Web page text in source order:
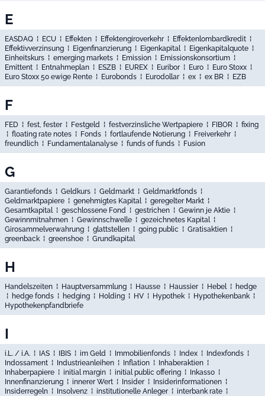
E
EASDAQ ⁞ ECU ⁞ Effekten ⁞ Effektengiroverkehr⁞ Effektenlombardkredit ⁞
Effektivverzinsung ⁞ Eigenfinanzierung ⁞ Eigenkapital⁞ Eigenkapitalquote ⁞
Einheitskurs ⁞ emerging markets ⁞ Emission ⁞ Emissionskonsortium ⁞
Emittent ⁞ Entnahmeplan ⁞ ESZB ⁞ EUREX ⁞ Euribor⁞ Euro ⁞ Euro Stoxx ⁞
Euro Stoxx 50 ewige Rente ⁞ Eurobonds ⁞ Eurodollar⁞ ex ⁞ ex BR ⁞ EZB
F
FED ⁞ fest, fester⁞ Festgeld ⁞ festverzinsliche Wertpapiere ⁞ FIBOR ⁞ fixing
⁞ floating rate notes ⁞ Fonds ⁞ fortlaufende Notierung ⁞ Freiverkehr⁞
freundlich ⁞ Fundamentalanalyse ⁞ funds of funds ⁞ Fusion
G
Garantiefonds ⁞ Geldkurs ⁞ Geldmarkt ⁞ Geldmarktfonds ⁞
Geldmarktpapiere ⁞ genehmigtes Kapital⁞ geregelter Markt ⁞
Gesamtkapital⁞ geschlossene Fond ⁞ gestrichen ⁞ Gewinn je Aktie ⁞
Gewinnmitnahmen ⁞ Gewinnschwelle ⁞ gezeichnetes Kapital⁞
Girosammelverwahrung ⁞ glattstellen ⁞ going public ⁞ Gratisaktien ⁞
greenback⁞ greenshoe ⁞ Grundkapital
H
Handelszeiten ⁞ Hauptversammlung ⁞ Hausse ⁞ Haussier⁞ Hebel⁞ hedge
⁞ hedge fonds ⁞ hedging ⁞ Holding ⁞ HV ⁞ Hypothek⁞ Hypothekenbank⁞
Hypothekenpfandbriefe
I
i.L. / i.A. ⁞ IAS ⁞ IBIS ⁞ im Geld ⁞ Immobilienfonds ⁞ Index ⁞ Indexfonds ⁞
Indossament ⁞ Industrieanleihen ⁞ Inflation ⁞ Inhaberaktien ⁞
Inhaberpapiere ⁞ initial margin ⁞ initial public offering ⁞ Inkasso ⁞
Innenfinanzierung ⁞ innerer Wert ⁞ Insider⁞ Insiderinformationen ⁞
Insiderregeln ⁞ Insolvenz ⁞ institutionelle Anleger⁞ interbank rate ⁞